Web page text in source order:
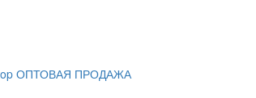
ОПТОВАЯ ПРОДАЖА